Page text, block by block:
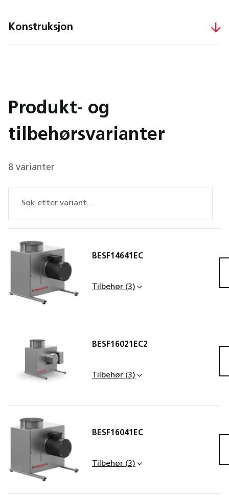
Konstruksjon
Produkt- og
tilbehørsvarianter
8 varianter
BESF14641EC
Tilbehør (3)
BESF16021EC2
Tilbehør (3)
BESF16041EC
Tilbehør (3)